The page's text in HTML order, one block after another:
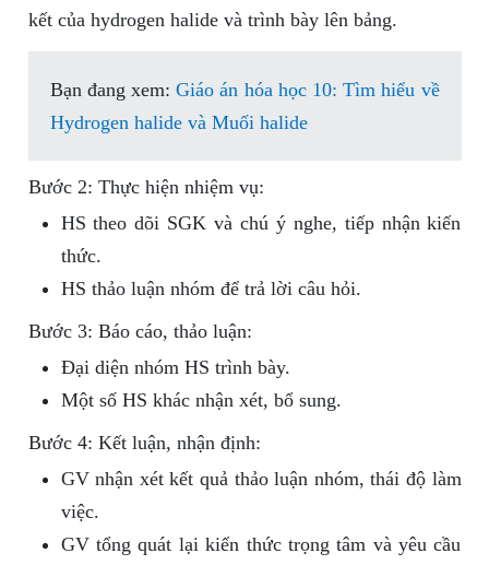
kết của hydrogen halide và trình bày lên bảng.
Bạn đang xem:Giáo án hóa học 10: Tìm hiểu về
Hydrogen halide và Muối halide
Bước 2: Thực hiện nhiệm vụ:
HS theo dõi SGK và chú ý nghe, tiếp nhận kiến
thức.
HS thảo luận nhóm để trả lời câu hỏi.
Bước 3: Báo cáo, thảo luận:
Đại diện nhóm HS trình bày.
Một số HS khác nhận xét, bổ sung.
Bước 4: Kết luận, nhận định:
GV nhận xét kết quả thảo luận nhóm, thái độ làm
việc.
GV tổng quát lại kiến thức trọng tâm và yêu cầu